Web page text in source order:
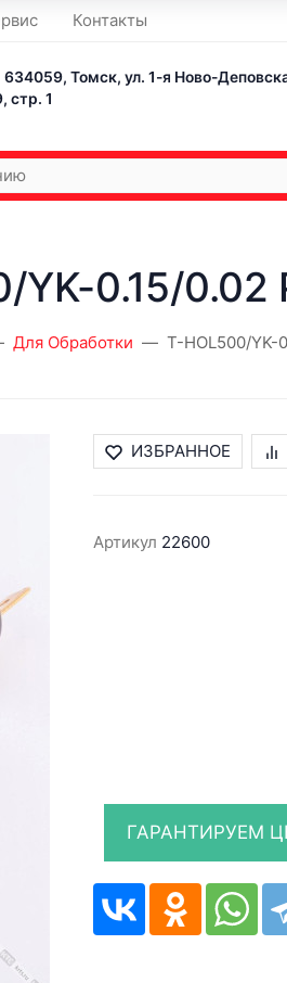
Контакты
634059, Томск, ул. 1-я Ново-
стр. 1
YK-0.15/0.02
Для Обработки T-HOL500/YK-
ИЗБРАННОЕ
Артикул 22600